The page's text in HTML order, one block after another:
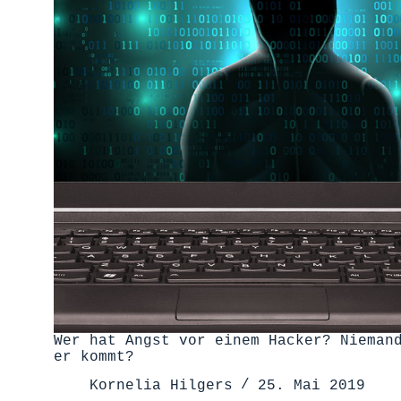
Wer hat Angst vor einem Hacker?
er kommt?
Kornelia Hilgers
25. Mai 2019